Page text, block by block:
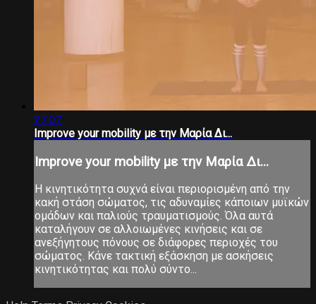
27:07
Improve your mobility με την Μαρία Δι...
Improve your mobility με την Μαρία Δι...
Η κινητικότητα συχνά είναι περιορισμένη από την
κακή στάση σώματος, τις αδυναμίες κάποιων μυϊκών
ομάδων και παλιούς τραυματισμούς. Όλα αυτά
καταλήγουν σε αλλοιωμένες κινήσεις και σε
ανεξήγητους πόνους σε διάφορες περιοχές του
σώματος. Κάνε τακτική εξάσκηση με ασκήσεις
κινητικότητας και πολύ σύντο...